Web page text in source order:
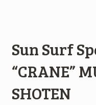
Sun Surf
“CRANE”
SHOTEN